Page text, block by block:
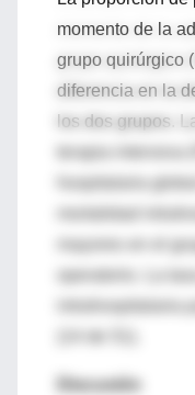
momento de la
grupo quirúrgico
diferencia en la
los dos grupos.
terapia intensiva
mayores en el
Discusión